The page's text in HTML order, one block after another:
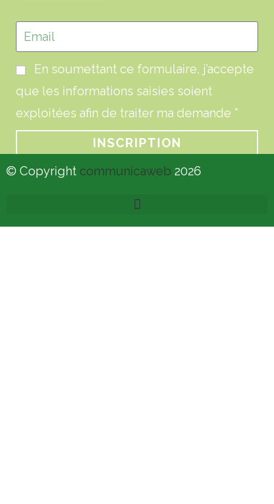
En soumettant ce formulaire, j’accepte
que les informations saisies soient
exploitées afin de traiter ma demande *
INSCRIPTION
© Copyright communicaweb 2026